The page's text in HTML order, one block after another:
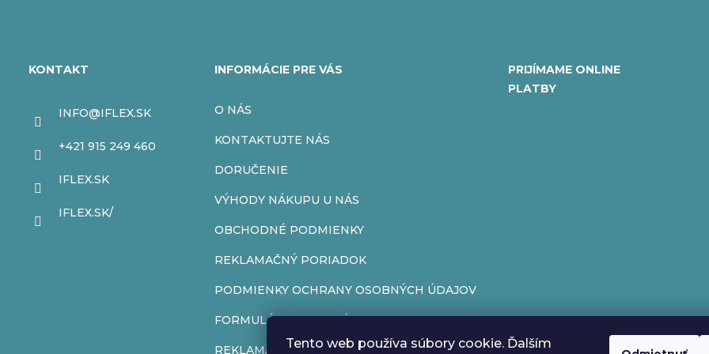
Tento web používa súbory cookie. Ďalším
KONTAKT
INFO@IFLEX.SK
+421 915 249 460
IFLEX.SK
IFLEX.SK/
INFORMÁCIE PRE VÁS
O NÁS
KONTAKTUJTE NÁS
DORUČENIE
VÝHODY NÁKUPU U NÁS
OBCHODNÉ PODMIENKY
REKLAMAČNÝ PORIADOK
PODMIENKY OCHRANY OSOBNÝCH ÚDAJOV
FORMULÁR NA ODSTÚPENIE OD ZMLUVY
REKLAMAČNÝ FORMULÁR
PRIJÍMAME ONLINE
PLATBY